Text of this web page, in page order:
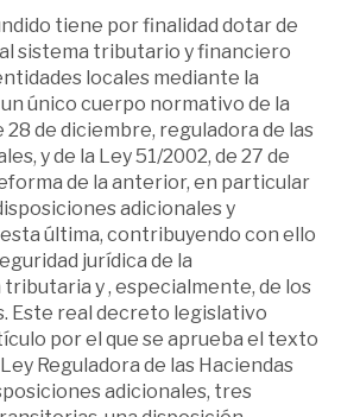
tiene por finalidad dotar de
sistema tributario y financiero
locales mediante la
único cuerpo normativo de la
28 de diciembre, reguladora de las
y de la Ley 51/2002, de 27 de
de la anterior, en particular
adicionales y
última, contribuyendo con ello
jurídica de la
y , especialmente, de los
Este real decreto legislativo
por el que se aprueba el texto
Reguladora de las Haciendas
adicionales, tres